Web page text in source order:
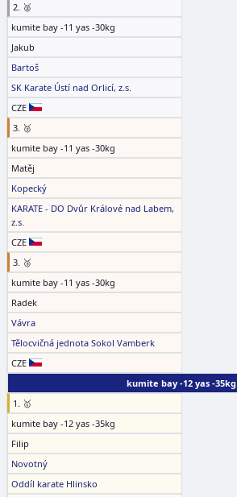
2. 🥈
kumite bay -11 yas -30kg
Jakub
Bartoš
SK Karate Ústí nad Orlicí, z.s.
CZE
3. 🥉
kumite bay -11 yas -30kg
Matěj
Kopecký
KARATE - DO Dvůr Králové nad Labem,
z.s.
CZE
3. 🥉
kumite bay -11 yas -30kg
Radek
Vávra
Tělocvičná jednota Sokol Vamberk
CZE
kumite bay -12 yas -35kg
1. 🥇
kumite bay -12 yas -35kg
Filip
Novotný
Oddíl karate Hlinsko